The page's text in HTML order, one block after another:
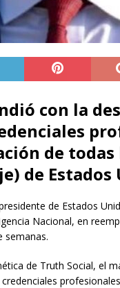
con la
de todas
de Estados
de Estados
Nacional, en
semanas.
de Truth Social, el